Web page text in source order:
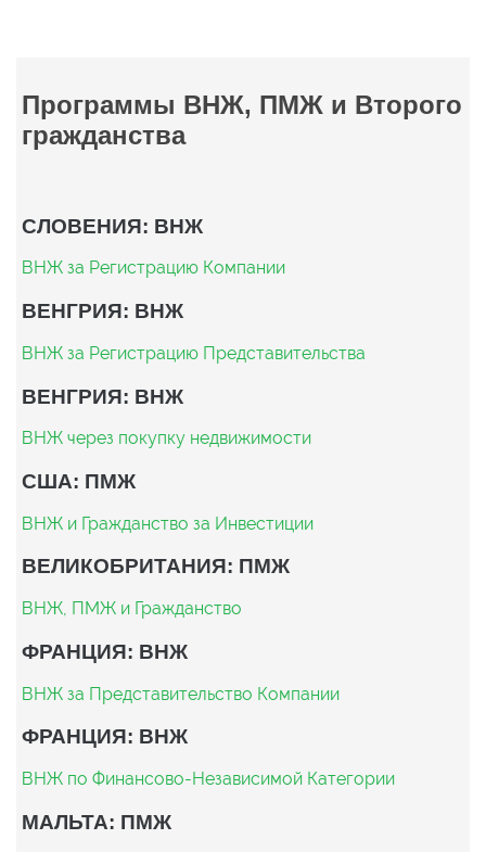
Программы ВНЖ, ПМЖ и Второго
гражданства
СЛОВЕНИЯ: ВНЖ
ВНЖ за Регистрацию Компании
ВЕНГРИЯ: ВНЖ
ВНЖ за Регистрацию Представительства
ВЕНГРИЯ: ВНЖ
ВНЖ через покупку недвижимости
США: ПМЖ
ВНЖ и Гражданство за Инвестиции
ВЕЛИКОБРИТАНИЯ: ПМЖ
ВНЖ, ПМЖ и Гражданство
ФРАНЦИЯ: ВНЖ
ВНЖ за Представительство Компании
ФРАНЦИЯ: ВНЖ
ВНЖ по Финансово-Независимой Категории
МАЛЬТА: ПМЖ